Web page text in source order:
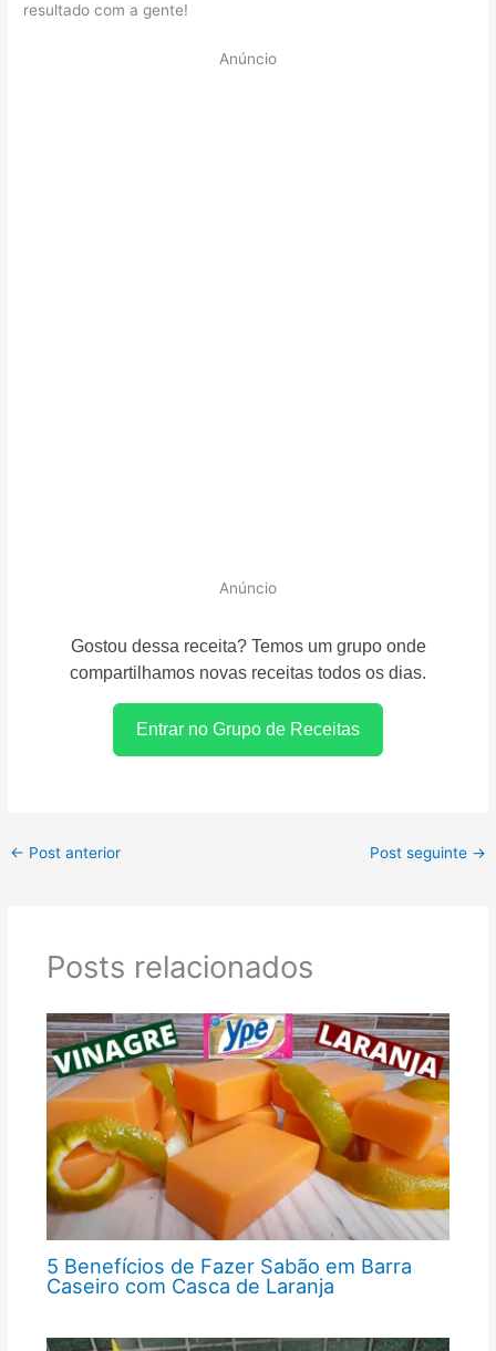
resultado com a gente!
Anúncio
Anúncio
Gostou dessa receita? Temos um grupo onde
compartilhamos novas receitas todos os dias.
Entrar no Grupo de Receitas
← Post anterior Post seguinte →
Posts relacionados
5 Benefícios de Fazer Sabão em Barra
Caseiro com Casca de Laranja